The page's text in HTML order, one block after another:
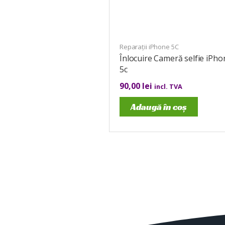
Reparații iPhone 5C
Înlocuire Cameră selfie
5c
90,00 lei incl. TVA
Adaugă în coș